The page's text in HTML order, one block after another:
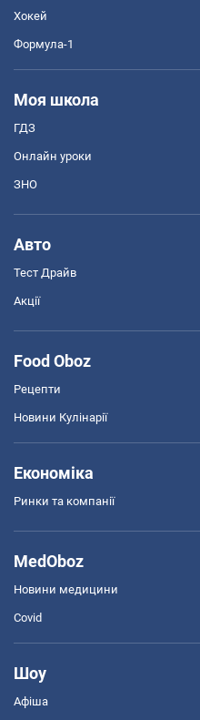
Хокей
Формула-1
Моя школа
ГДЗ
Онлайн уроки
ЗНО
Авто
Тест Драйв
Акції
Food Oboz
Рецепти
Новини Кулінарії
Економіка
Ринки та компанії
MedOboz
Новини медицини
Covid
Шоу
Афіша